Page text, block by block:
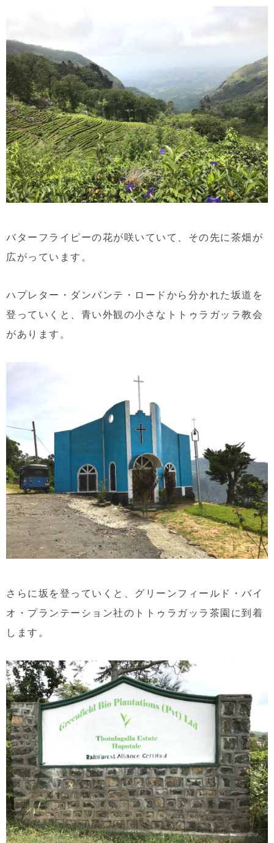
バターフライピーの花が咲いていて、その先に茶畑が
広がっています。
ハプレター・ダンバンテ・ロードから分かれた坂道を
登っていくと、青い外観の小さなトトゥラガッラ教会
があります。
さらに坂を登っていくと、 グリーンフィールド・バイ
オ・プランテーション社のトトゥラガッラ茶園に到着
します。